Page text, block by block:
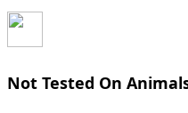
Not Tested On